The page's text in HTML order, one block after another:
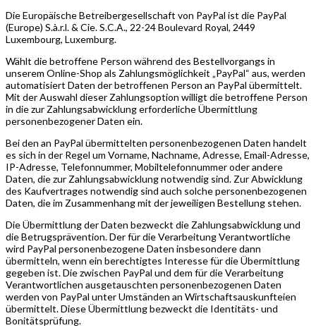
Die Europäische Betreibergesellschaft von PayPal ist die PayPal
(Europe) S.à.r.l. & Cie. S.C.A., 22-24 Boulevard Royal, 2449
Luxembourg, Luxemburg.
Wählt die betroffene Person während des Bestellvorgangs in
unserem Online-Shop als Zahlungsmöglichkeit „PayPal“ aus, werden
automatisiert Daten der betroffenen Person an PayPal übermittelt.
Mit der Auswahl dieser Zahlungsoption willigt die betroffene Person
in die zur Zahlungsabwicklung erforderliche Übermittlung
personenbezogener Daten ein.
Bei den an PayPal übermittelten personenbezogenen Daten handelt
es sich in der Regel um Vorname, Nachname, Adresse, Email-Adresse,
IP-Adresse, Telefonnummer, Mobiltelefonnummer oder andere
Daten, die zur Zahlungsabwicklung notwendig sind. Zur Abwicklung
des Kaufvertrages notwendig sind auch solche personenbezogenen
Daten, die im Zusammenhang mit der jeweiligen Bestellung stehen.
Die Übermittlung der Daten bezweckt die Zahlungsabwicklung und
die Betrugsprävention. Der für die Verarbeitung Verantwortliche
wird PayPal personenbezogene Daten insbesondere dann
übermitteln, wenn ein berechtigtes Interesse für die Übermittlung
gegeben ist. Die zwischen PayPal und dem für die Verarbeitung
Verantwortlichen ausgetauschten personenbezogenen Daten
werden von PayPal unter Umständen an Wirtschaftsauskunfteien
übermittelt. Diese Übermittlung bezweckt die Identitäts- und
Bonitätsprüfung.